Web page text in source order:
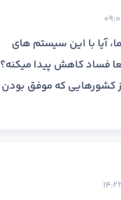
آیا با این سیستم های
فساد کاهش پیدا میکنه؟
کشورهایی که موفق بودن